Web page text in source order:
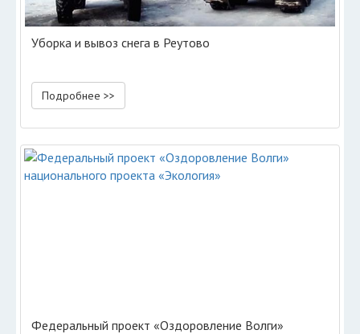
Уборка и вывоз снега в Реутово
Подробнее >>
Федеральный проект «Оздоровление Волги»